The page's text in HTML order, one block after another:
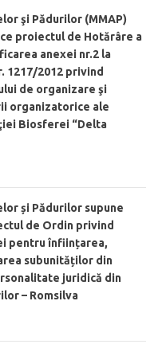
şi Pădurilor (MMAP)
proiectul de Hotărâre a
anexei nr.2 la
1217/2012 privind
de organizare şi
organizatorice ale
Biosferei “Delta
și Pădurilor supune
de Ordin privind
pentru înființarea,
subunităților din
juridică din
– Romsilva